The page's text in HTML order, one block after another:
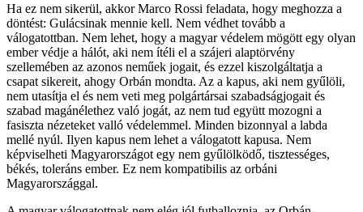
Ha ez nem sikerül, akkor Marco Rossi feladata, hogy meghozza a
döntést: Gulácsinak mennie kell. Nem védhet tovább a
válogatottban. Nem lehet, hogy a magyar védelem mögött egy olyan
ember védje a hálót, aki nem ítéli el a szájeri alaptörvény
szellemében az azonos neműek jogait, és ezzel kiszolgáltatja a
csapat sikereit, ahogy Orbán mondta. Az a kapus, aki nem gyűlöli,
nem utasítja el és nem veti meg polgártársai szabadságjogait és
szabad magánélethez való jogát, az nem tud együtt mozogni a
fasiszta nézeteket valló védelemmel. Minden bizonnyal a labda
mellé nyúl. Ilyen kapus nem lehet a válogatott kapusa. Nem
képviselheti Magyarországot egy nem gyűlölködő, tisztességes,
békés, toleráns ember. Ez nem kompatibilis az orbáni
Magyarországgal.